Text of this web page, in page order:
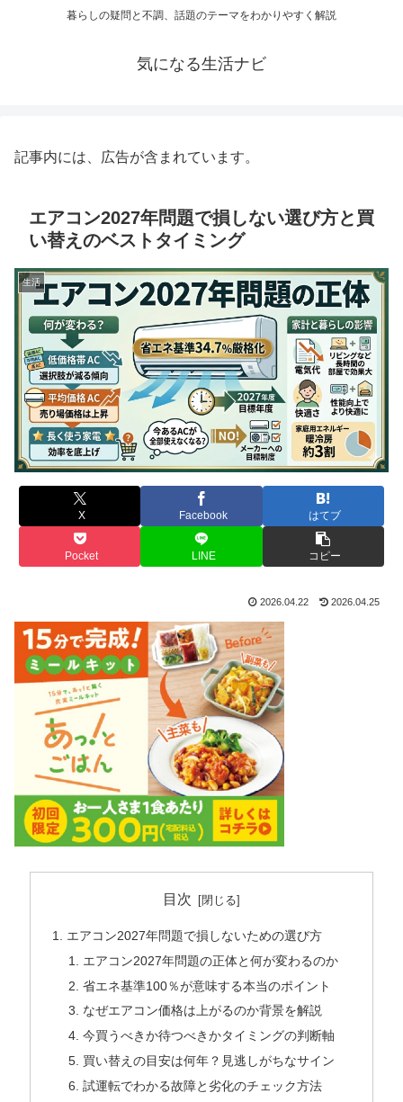
暮らしの疑問と不調、話題のテーマをわかりやすく解説
気になる生活ナビ
記事内には、広告が含まれています。
エアコン2027年問題で損しない選び方と買
い替えのベストタイミング
生活
X Facebook はてブ
Pocket LINE コピー
2026.04.22 2026.04.25
目次
エアコン2027年問題で損しないための選び方
エアコン2027年問題の正体と何が変わるのか
省エネ基準100％が意味する本当のポイント
なぜエアコン価格は上がるのか背景を解説
今買うべきか待つべきかタイミングの判断軸
買い替えの目安は何年？見逃しがちなサイン
試運転でわかる故障と劣化のチェック方法